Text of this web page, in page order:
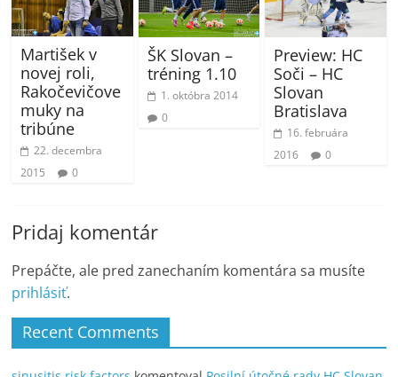
Martišek v
novej roli,
Rakočevičove
muky na
tribúne
22. decembra
2015
0
ŠK Slovan –
tréning 1.10
1. októbra 2014
0
Preview: HC
Soči – HC
Slovan
Bratislava
16. februára
2016
0
Pridaj komentár
Prepáčte, ale pred zanechaním komentára sa musíte
prihlásiť.
Recent Comments